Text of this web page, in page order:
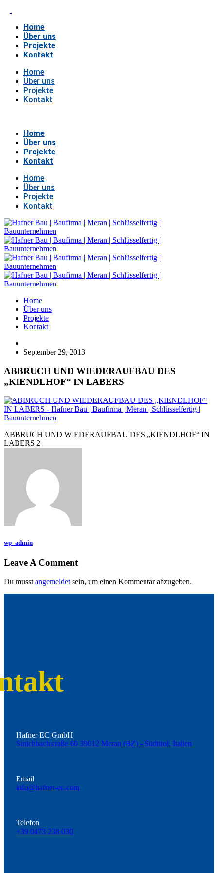
Home
Über uns
Projekte
Kontakt
Home
Über uns
Projekte
Kontakt
Home
Über uns
Projekte
Kontakt
Home
Über uns
Projekte
Kontakt
Home
Über uns
Projekte
Kontakt
September 29, 2013
ABBRUCH UND WIEDERAUFBAU DES
„KIENDLHOF“ IN LABERS
ABBRUCH UND WIEDERAUFBAU DES „KIENDLHOF“ IN
LABERS 2
wp_admin
Leave A Comment
Du musst angemeldet sein, um einen Kommentar abzugeben.
Hafner EC GmbH
Sinichbachstraße 60 39012 Meran (BZ) - Südtirol, Italien
Email
info@hafner-ec.com
Telefon
+39 0473 238 030